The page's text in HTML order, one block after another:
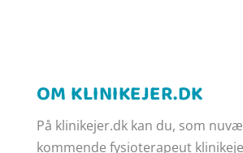
OM KLINIKEJER.DK
På klinikejer.dk kan du, som
kommende fysioterapeut